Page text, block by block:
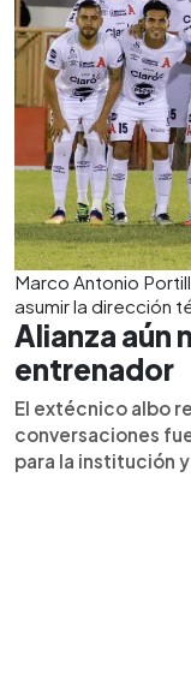
Marco Antonio
asumir la dirección
Alianza aún
entrenador
El extécnico albo
conversaciones
para la institución